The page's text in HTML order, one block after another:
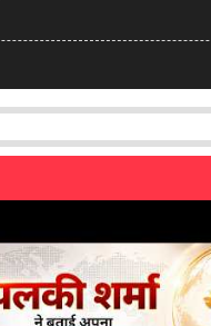
ग्लोबल टीम
पोस्ट पर LinkedIn
बड़ा मौका: शॉर्ट वीडियो